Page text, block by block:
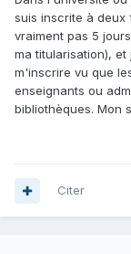
suis inscrite à deux
vraiment pas 5
ma titularisation),
m'inscrire vu que
enseignants ou
bibliothèques. Mon
Citer